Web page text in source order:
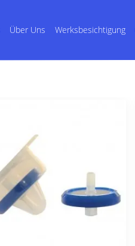
Über Uns Werksbesichtigung